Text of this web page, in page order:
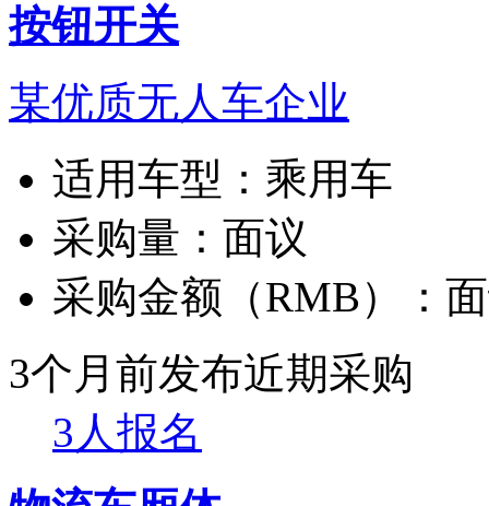
按钮开关
某优质无人车企业
适用车型： 乘用车
采购量： 面议
采购金额（RMB）：
3个月前发布近期采购
3人报名